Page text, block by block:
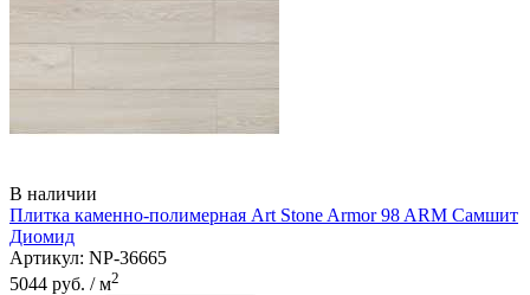
В наличии
Плитка каменно-полимерная Art Stone Armor 98 ARM Самшит
Диомид
Артикул: NP-36665
5044 руб. / м2